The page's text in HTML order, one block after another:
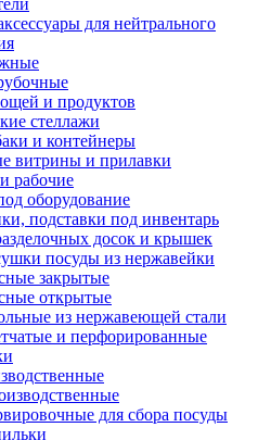
для нейтрального
и продуктов
стеллажи
и контейнеры
витрины и прилавки
рабочие
оборудование
подставки под инвентарь
досок и крышек
посуды из нержавейки
закрытые
открытые
из нержавеющей стали
и перфорированные
для сбора посуды